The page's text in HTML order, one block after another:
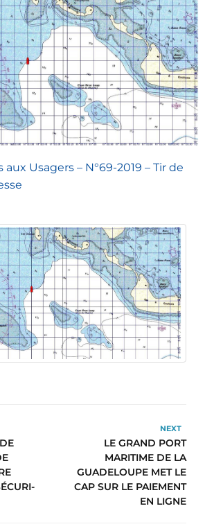
aux Usagers – N°69-2019 – Tir de
NEXT
LE GRAND PORT
MARITIME DE LA
GUADELOUPE MET LE
CAP SUR LE PAIEMENT
EN LIGNE